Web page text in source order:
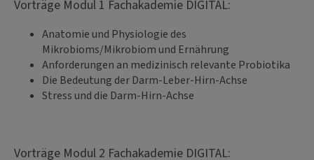
Vorträge Modul 1 Fachakademie DIGITAL:
Anatomie und Physiologie des
Mikrobioms/Mikrobiom und Ernährung
Anforderungen an medizinisch relevante Probiotika
Die Bedeutung der Darm-Leber-Hirn-Achse
Stress und die Darm-Hirn-Achse
Vorträge Modul 2 Fachakademie DIGITAL: